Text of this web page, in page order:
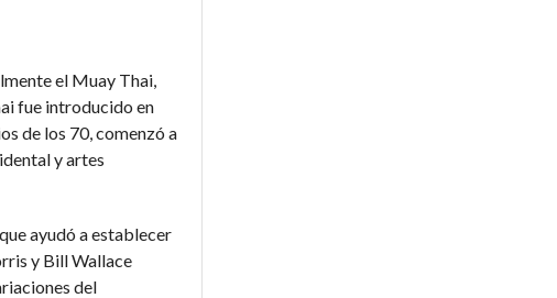
el Muay Thai,
fue introducido en
de los 70, comenzó a
y artes
ayudó a establecer
y Bill Wallace
del